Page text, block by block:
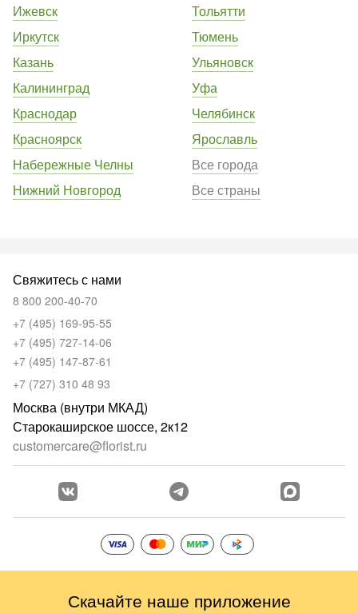
Ижевск
Иркутск
Казань
Калининград
Краснодар
Красноярск
Набережные Челны
Нижний Новгород
Тольятти
Тюмень
Ульяновск
Уфа
Челябинск
Ярославль
Все города
Все страны
Свяжитесь с нами
8 800 200-40-70
+7 (495) 169-95-55
+7 (495) 727-14-06
+7 (495) 147-87-61
+7 (727) 310 48 93
Москва (внутри МКАД)
Старокаширское шоссе, 2к12
customercare@florist.ru
Скачайте наше приложение